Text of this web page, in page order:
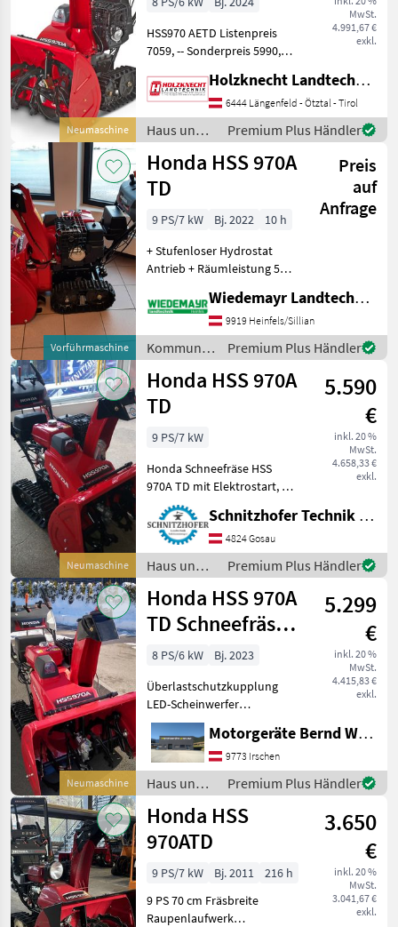
Neumaschine
MwSt.
4.991,67 €
exkl.
HSS970 AETD Listenpreis
7059, -- Sonderpreis 5990, --
Raupenantrieb, Elektrostart
HSS1380 AETD Listenpreis
8499, -- Sonderpreis 7220, --
Holzknecht Landtechnik GmbH.
6444 Längenfeld - Ötztal - Tirol
Haus und
Garten /
Honda
Premium Plus Händler
Vorführmaschine
Honda HSS 970A
TD
Preis
auf
Anfrage
9 PS/7 kW Bj. 2022
10 h
+ Stufenloser Hydrostat
Antrieb + Räumleistung 52
+ Arbeitshöhe 55 cm +
Auswurfweite: 16 m +
Kamin vom Holm aus
elektrisch verstell
Wiedemayr Landtechnik GmbH
9919 Heinfels/Sillian
Kommunalgeräte
/ Honda
Premium Plus Händler
Neumaschine
Honda HSS 970A
TD
5.590
€
inkl. 20 %
MwSt.
4.658,33 €
exkl.
9 PS/7 kW
Honda Schneefräse HSS
970A TD mit Elektrostart, 71
cm Räumbreite,
Raupenfahrwerk,
doppelseitig nutzbare
Gleitkufen,
Überlastschutzkupplung,
Scheinwerfer,
Schnitzhofer Technik GmbH
4824 Gosau
Haus und
Garten /
Honda
Premium Plus Händler
Neumaschine
Honda HSS 970A
TD Schneefräse !
LIEFERBAR !
HSS970ATD
5.299
€
inkl. 20 %
MwSt.
4.415,83 €
exkl.
8 PS/6 kW
Bj. 2023
Überlastschutzkupplung
LED-Scheinwerfer
Raupenmodell, Elektrostart
Betriebsstundenzähler
Elektrische
Auswurfkamineinstellung
Fräshöheneinstellung
Lenkkup
Motorgeräte Bernd Wistuba
9773 Irschen
Haus und
Garten /
Honda
Premium Plus Händler
Honda HSS
970ATD
3.650
€
inkl. 20 %
MwSt.
3.041,67 €
exkl.
9 PS/7 kW Bj. 2011
216 h
9 PS 70 cm Fräsbreite
Raupenlaufwerk